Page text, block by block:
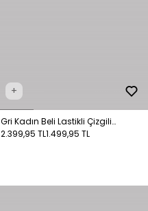
+
Gri Kadın Beli Lastikli Çizgili
Pantolon
2.399,95 TL1.499,95 TL